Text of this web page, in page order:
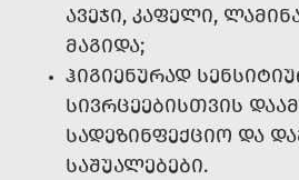
ᲐᲕᲔᲯᲘ, ᲙᲐᲤᲔᲚᲘ,
ᲛᲐᲒᲘᲓᲐ;
ᲰᲘᲒᲘᲔᲜᲣᲠᲐᲓ
ᲡᲘᲕᲠᲪᲔᲔᲑᲘᲡᲗᲕᲘᲡ
ᲡᲐᲓᲔᲖᲘᲜᲤᲔᲥᲪᲘᲝ ᲓᲐ
ᲡᲐᲨᲣᲐᲚᲔᲑᲔᲑᲘ.